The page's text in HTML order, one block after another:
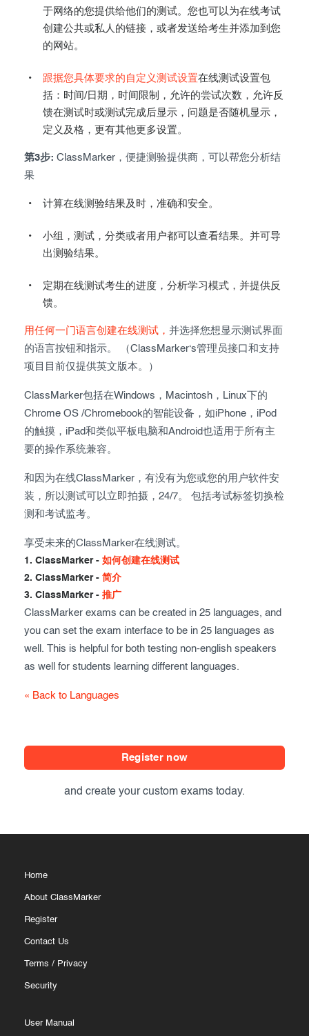
于网络的您提供给他们的测试。您也可以为在线考试
创建公共或私人的链接，或者发送给考生并添加到您
的网站。
跟据您具体要求的自定义测试设置在线测试设置包
括：时间/日期，时间限制，允许的尝试次数，允许反
馈在测试时或测试完成后显示，问题是否随机显示，
定义及格，更有其他更多设置。
第3步: ClassMarker，便捷测验提供商，可以帮您分析结
果
计算在线测验结果及时，准确和安全。
小组，测试，分类或者用户都可以查看结果。并可导
出测验结果。
定期在线测试考生的进度，分析学习模式，并提供反
馈。
用任何一门语言创建在线测试， 并选择您想显示测试界面
的语言按钮和指示。 （ClassMarker‘s管理员接口和支持
项目目前仅提供英文版本。）
ClassMarker包括在Windows，Macintosh，Linux下的
Chrome OS /Chromebook的智能设备，如iPhone，iPod
的触摸，iPad和类似平板电脑和Android也适用于所有主
要的操作系统兼容。
和因为在线ClassMarker，有没有为您或您的用户软件安
装，所以测试可以立即拍摄，24/7。 包括考试标签切换检
测和考试监考。
享受未来的ClassMarker在线测试。
1. ClassMarker - 如何创建在线测试
2. ClassMarker - 简介
3. ClassMarker - 推广
ClassMarker exams can be created in 25 languages, and
you can set the exam interface to be in 25 languages as
well. This is helpful for both testing non-english speakers
as well for students learning different languages.
« Back to Languages
Register now
and create your custom exams today.
Home
About ClassMarker
Register
Contact Us
Terms / Privacy
Security
User Manual